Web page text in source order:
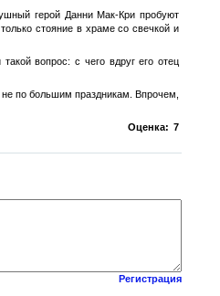
герой Данни Мак-Кри пробуют
стояние в храме со свечкой и
вопрос: с чего вдруг его отец
по большим праздникам. Впрочем,
Оценка: 7
Регистрация